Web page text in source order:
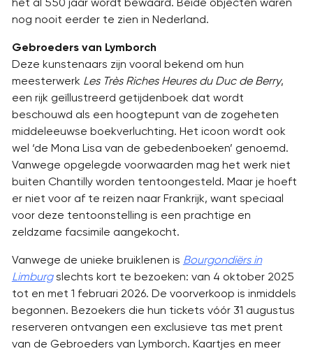
nog nooit eerder te zien in Nederland.
Gebroeders van Lymborch
Deze kunstenaars zijn vooral bekend om hun
meesterwerk Les Très Riches Heures du Duc de Berry,
een rijk geïllustreerd getijdenboek dat wordt
beschouwd als een hoogtepunt van de zogeheten
middeleeuwse boekverluchting. Het icoon wordt ook
wel ‘de Mona Lisa van de gebedenboeken’ genoemd.
Vanwege opgelegde voorwaarden mag het werk niet
buiten Chantilly worden tentoongesteld. Maar je hoeft
er niet voor af te reizen naar Frankrijk, want speciaal
voor deze tentoonstelling is een prachtige en
zeldzame facsimile aangekocht.
Vanwege de unieke bruiklenen is Bourgondiërs in
Limburgslechts kort te bezoeken: van 4 oktober 2025
tot en met 1 februari 2026. De voorverkoop is inmiddels
begonnen. Bezoekers die hun tickets vóór 31 augustus
reserveren ontvangen een exclusieve tas met prent
van de Gebroeders van Lymborch. Kaartjes en meer